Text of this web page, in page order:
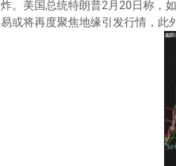
炸。美国总统特朗普2月20日称，
易或将再度聚焦地缘引发行情，此